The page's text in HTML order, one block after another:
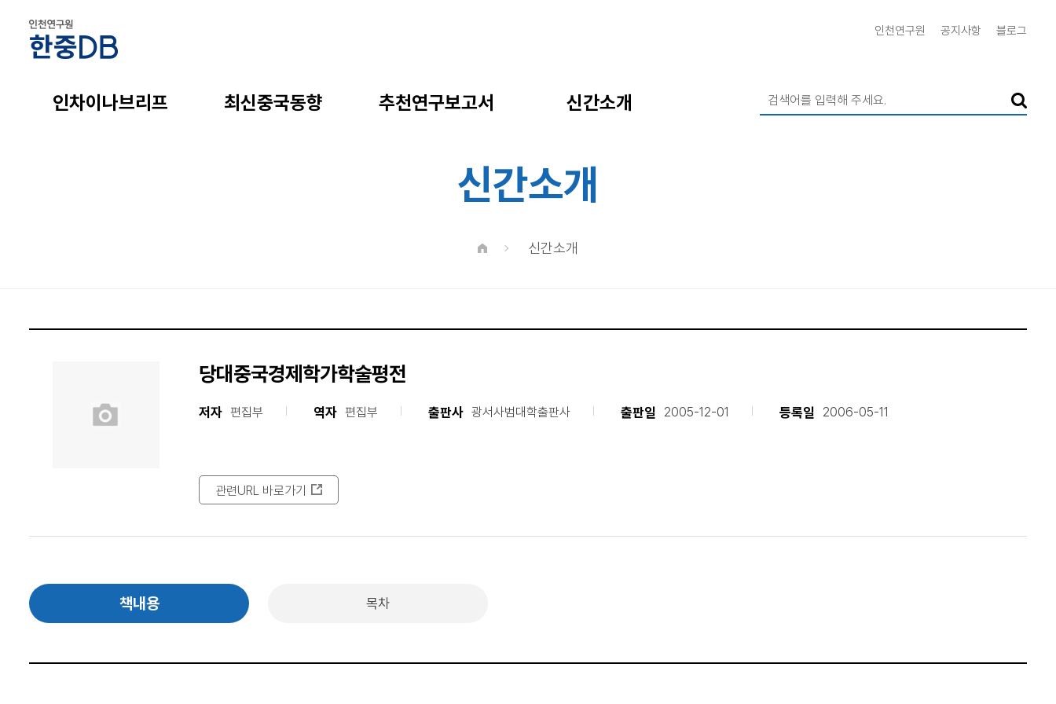
인천연구원 공지사항 블로그
인차이나브리프 최신중국동향 추천연구보고서 신간소개
신간소개
신간소개
당대중국경제학가학술평전
저자 편집부 역자 편집부 출판사 광서사범대학출판사 출판일 2005-12-01 등록일 2006-05-11
관련URL 바로가기
책내용 목차